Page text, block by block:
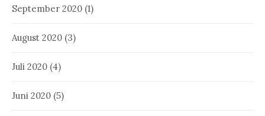
September 2020 (1)
August 2020 (3)
Juli 2020 (4)
Juni 2020 (5)